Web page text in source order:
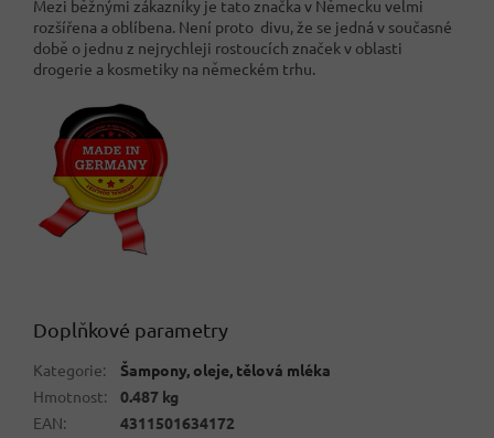
Mezi běžnými zákazníky je tato značka v Německu velmi
rozšířena a oblíbena. Není proto divu, že se jedná v současné
době o jednu z nejrychleji rostoucích značek v oblasti
drogerie a kosmetiky na německém trhu.
Doplňkové parametry
Kategorie:
Šampony, oleje, tělová mléka
Hmotnost:
0.487 kg
EAN: 4311501634172